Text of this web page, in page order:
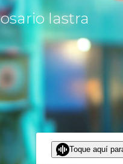
lastra
Toque aquí